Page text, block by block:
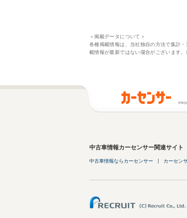
＜掲載データについて＞
各種掲載情報は、当社独自の方法で集計
載情報が最新ではない場合がございます
中古車情報カーセンサー関連サイト
中古車情報ならカーセンサー カーセン